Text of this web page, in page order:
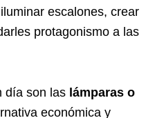
escalones, crear
protagonismo a las
día son las lámparas o
económica y